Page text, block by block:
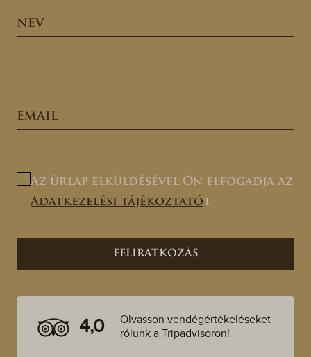
Az űrlap elküldésével Ön elfogadja az
Adatkezelési tájékoztatót.
4,0
Olvasson vendégértékeléseket
rólunk a Tripadvisoron!